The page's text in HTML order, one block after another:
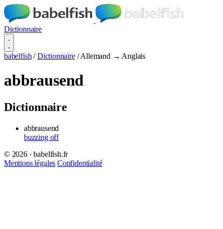
Dictionnaire
babelfish / Dictionnaire / Allemand → Anglais
abbrausend
Dictionnaire
abbrausend
buzzing off
© 2026 · babelfish.fr
Mentions légales Confidentialité